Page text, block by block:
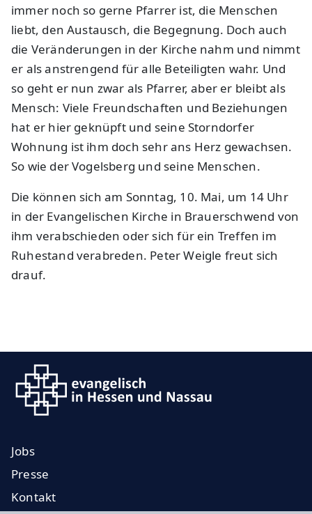
immer noch so gerne Pfarrer ist, die Menschen
liebt, den Austausch, die Begegnung. Doch auch
die Veränderungen in der Kirche nahm und nimmt
er als anstrengend für alle Beteiligten wahr. Und
so geht er nun zwar als Pfarrer, aber er bleibt als
Mensch: Viele Freundschaften und Beziehungen
hat er hier geknüpft und seine Storndorfer
Wohnung ist ihm doch sehr ans Herz gewachsen.
So wie der Vogelsberg und seine Menschen.
Die können sich am Sonntag, 10. Mai, um 14 Uhr
in der Evangelischen Kirche in Brauerschwend von
ihm verabschieden oder sich für ein Treffen im
Ruhestand verabreden. Peter Weigle freut sich
drauf.
Jobs
Presse
Kontakt